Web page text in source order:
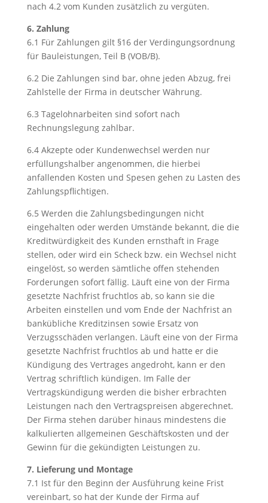
nach 4.2 vom Kunden zusätzlich zu vergüten.
6. Zahlung
6.1 Für Zahlungen gilt §16 der Verdingungsordnung
für Bauleistungen, Teil B (VOB/B).
6.2 Die Zahlungen sind bar, ohne jeden Abzug, frei
Zahlstelle der Firma in deutscher Währung.
6.3 Tagelohnarbeiten sind sofort nach
Rechnungslegung zahlbar.
6.4 Akzepte oder Kundenwechsel werden nur
erfüllungshalber angenommen, die hierbei
anfallenden Kosten und Spesen gehen zu Lasten des
Zahlungspflichtigen.
6.5 Werden die Zahlungsbedingungen nicht
eingehalten oder werden Umstände bekannt, die die
Kreditwürdigkeit des Kunden ernsthaft in Frage
stellen, oder wird ein Scheck bzw. ein Wechsel nicht
eingelöst, so werden sämtliche offen stehenden
Forderungen sofort fällig. Läuft eine von der Firma
gesetzte Nachfrist fruchtlos ab, so kann sie die
Arbeiten einstellen und vom Ende der Nachfrist an
bankübliche Kreditzinsen sowie Ersatz von
Verzugsschäden verlangen. Läuft eine von der Firma
gesetzte Nachfrist fruchtlos ab und hatte er die
Kündigung des Vertrages angedroht, kann er den
Vertrag schriftlich kündigen. Im Falle der
Vertragskündigung werden die bisher erbrachten
Leistungen nach den Vertragspreisen abgerechnet.
Der Firma stehen darüber hinaus mindestens die
kalkulierten allgemeinen Geschäftskosten und der
Gewinn für die gekündigten Leistungen zu.
7. Lieferung und Montage
7.1 Ist für den Beginn der Ausführung keine Frist
vereinbart, so hat der Kunde der Firma auf